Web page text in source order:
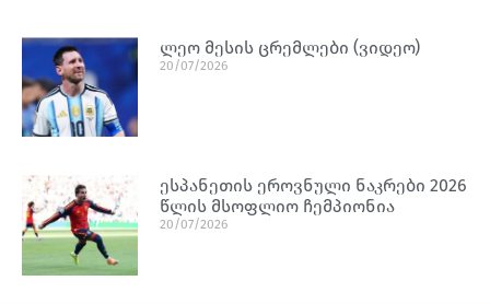
ლეო მესის ცრემლები (ვიდეო)
20/07/2026
ესპანეთის ეროვნული ნაკრები 2026
წლის მსოფლიო ჩემპიონია
20/07/2026